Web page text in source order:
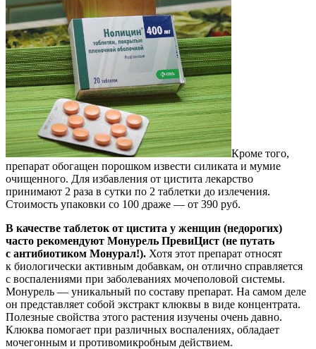
Кроме того,
препарат обогащен порошком извести силиката и мумие
очищенного. Для избавления от цистита лекарство
принимают 2 раза в сутки по 2 таблетки до излечения.
Стоимость упаковки со 100 драже — от 390 руб.
В качестве таблеток от цистита у женщин (недорогих)
часто рекомендуют Монурель ПревиЦист (не путать
с антибиотиком Монурал!). Хотя этот препарат относят
к биологически активным добавкам, он отлично справляется
с воспалениями при заболеваниях мочеполовой системы.
Монурель — уникальный по составу препарат. На самом деле
он представляет собой экстракт клюквы в виде концентрата.
Полезные свойства этого растения изучены очень давно.
Клюква помогает при различных воспалениях, обладает
мочегонным и противомикробным действием.